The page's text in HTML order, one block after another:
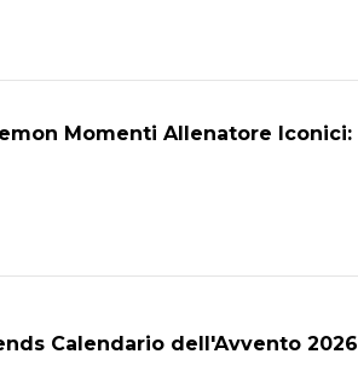
Momenti Allenatore Iconici:
Calendario dell'Avvento 2026